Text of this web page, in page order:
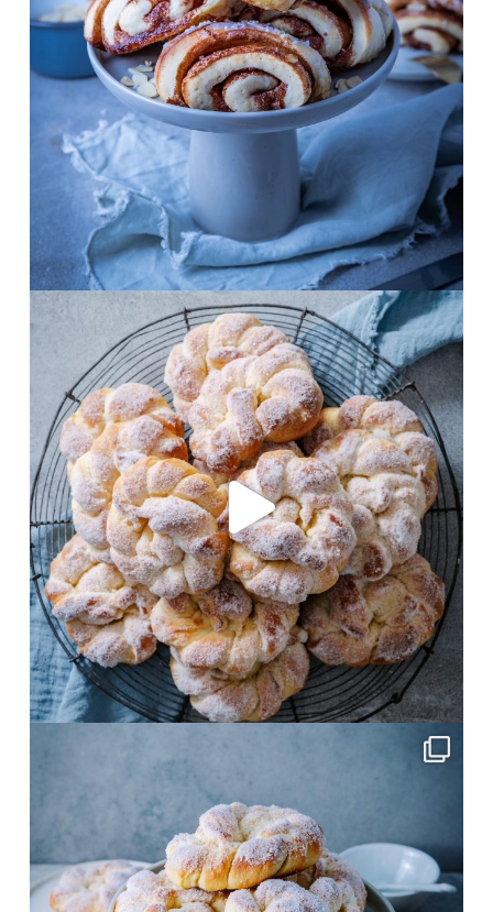
Okt. 15
frolleinklein
Juni 4